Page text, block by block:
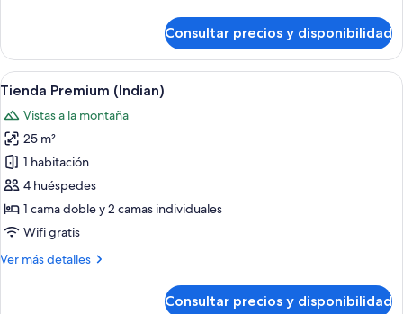
económica,
habitaciones
Consultar precios y disponibilidad
Abrir
todas
las
fotos
de
Tienda
Premium
(Indian)
Un coche naranja antiguo
13
Tienda Premium (Indian)
Vistas a la montaña
25 m²
1 habitación
4 huéspedes
1 cama doble y 2 camas individuales
Wifi gratis
Ver más detalles
Más
Consultar precios y disponibilidad